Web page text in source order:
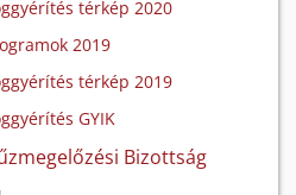
térkép 2020
2019
térkép 2019
GYIK
Bizottság